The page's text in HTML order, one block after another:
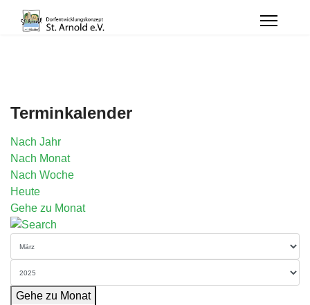
Terminkalender
Nach Jahr
Nach Monat
Nach Woche
Heute
Gehe zu Monat
Gehe zu Monat